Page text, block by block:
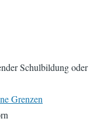
Schulbildung oder
Grenzen